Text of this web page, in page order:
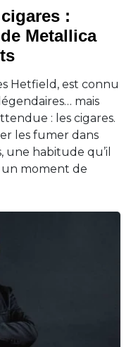
:
Metallica
Hetfield, est connu
mais
: les cigares.
les fumer dans
une habitude qu’il
un moment de